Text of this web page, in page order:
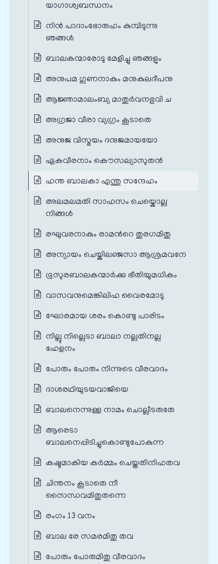
യാഗാശ്വബന്ധനം
നിന്‍ പാദാംഭോരുഹം കുമ്പിടുന്നു
ഞങ്ങള്‍
ബാലകന്മാരോടു മേളിച്ചു ഞങ്ങളും
അനുപമ ഗുണനാകും മനുകുലദീപനു
ആജ്ഞാമാലംബ്യ മാതുര്‍വനഭുവി ച
അഗ്രജാ വീരാ വ്യഗ്രം കൂടാതെ
അനുജ വിസ്മയം ദനുജമായയോ
ഏകവീരനാം കൌസല്യാസുതന്‍
ഹന്ത ബാലകാ എന്തു സന്ദേഹം
അലമലമതി സാഹസം ചെയ്കൊല്ല
നിങ്ങള്‍
രഘുവരനാകും രാമന്‍റെ തുരഗമിതു
അന്യായം ചെയ്കിലഞ്ജസാ ആശ്രമവനേ
ഭൂസുരബാലകന്മാര്‍ക്കു ഭീതിയുമധികം
വാസവനുമെങ്കിലിഹ വൈരമോടു
ഘോരമായ ശരം കൊണ്ടു പാരിടം
നില്ലു നില്ലെടാ ബാലാ നല്ലതിനല്ല
ഹേളനം
പോരും പോരും നിന്നുടെ വീരവാദം
ദാശരഥിയുടയവാജിയെ
ബാലനെന്നുള്ള നാമം ചൊല്ലീടരുതേ
ആരെടാ
ബാലനെപ്പിടിച്ചുകൊണ്ടുപോകുന്ന
കഷ്ടമാകിയ കര്‍മ്മം ചെയ്തതിനിഹതവ
ചിന്തനം കൂടാതെ നീ
സൈന്ധവമിതുതന്നെ
രംഗം 13 വനം
ബാല രേ സമരമിതു തവ
പോരും പോരുമിതു വീരവാദം